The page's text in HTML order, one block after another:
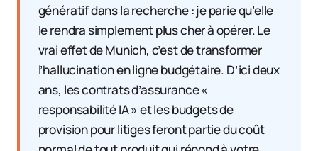
génératif dans la recherche : je parie qu’elle
le rendra simplement plus cher à opérer. Le
vrai effet de Munich, c’est de transformer
l’hallucination en ligne budgétaire. D’ici deux
ans, les contrats d’assurance «
responsabilité IA » et les budgets de
provision pour litiges feront partie du coût